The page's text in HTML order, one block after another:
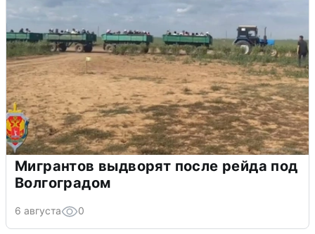
Мигрантов выдворят после рейда под
Волгоградом
6 августа 0